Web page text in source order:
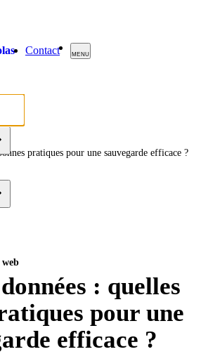
Contact MENU
pratiques pour une sauvegarde efficace ?
: quelles
pour une
efficace ?